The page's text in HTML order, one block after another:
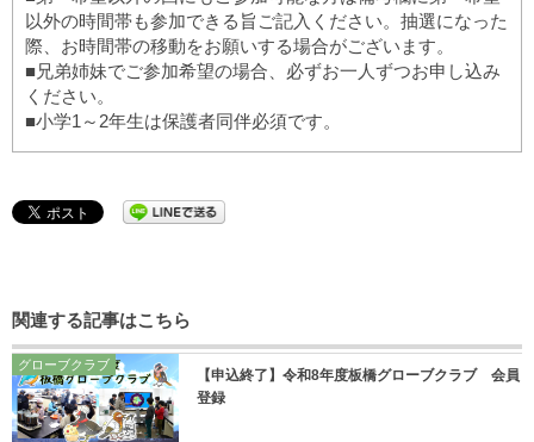
以外の時間帯も参加できる旨ご記入ください。抽選になった
際、お時間帯の移動をお願いする場合がございます。
■兄弟姉妹でご参加希望の場合、必ずお一人ずつお申し込み
ください。
■小学1～2年生は保護者同伴必須です。
関連する記事はこちら
グローブクラブ
【申込終了】令和8年度板橋グローブクラブ 会員
登録